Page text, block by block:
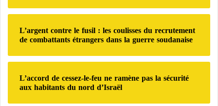
L’argent contre le fusil : les coulisses du recrutement
de combattants étrangers dans la guerre soudanaise
L’accord de cessez-le-feu ne ramène pas la sécurité
aux habitants du nord d’Israël